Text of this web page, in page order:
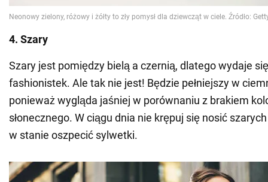
4. Szary
Szary jest pomiędzy bielą a czernią, dlatego wydaje
fashionistek. Ale tak nie jest! Będzie pełniejszy w
ponieważ wygląda jaśniej w porównaniu z brakiem
słonecznego. W ciągu dnia nie krępuj się nosić
w stanie oszpecić sylwetki.